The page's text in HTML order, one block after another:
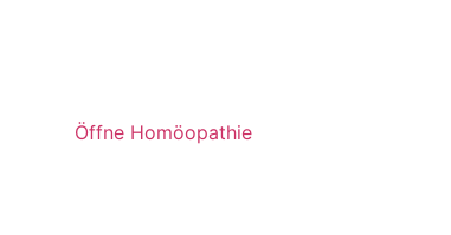
Öffne Homöopathie